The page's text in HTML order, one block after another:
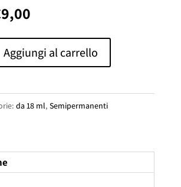
prezzo
9,00Il
attuale
è:
Aggiungi al carrello
da 18 ml, Semipermanenti